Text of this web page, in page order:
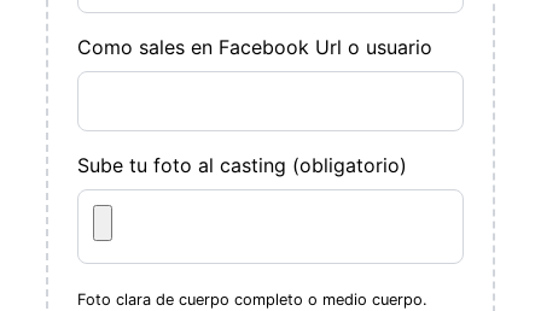
Como sales en Facebook Url o usuario
Sube tu foto al casting (obligatorio)
Foto clara de cuerpo completo o medio cuerpo.